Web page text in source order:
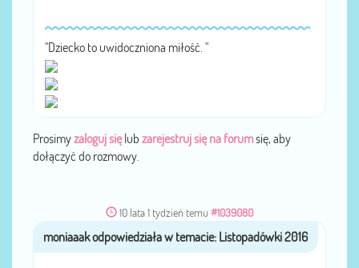
"Dziec­ko to uwi­doczniona miłość. "
Prosimyzaloguj sięlub zarejestruj się na forumsię, aby
dołączyć do rozmowy.
10 lata 1 tydzień temu #1039080
przezmoniaaak